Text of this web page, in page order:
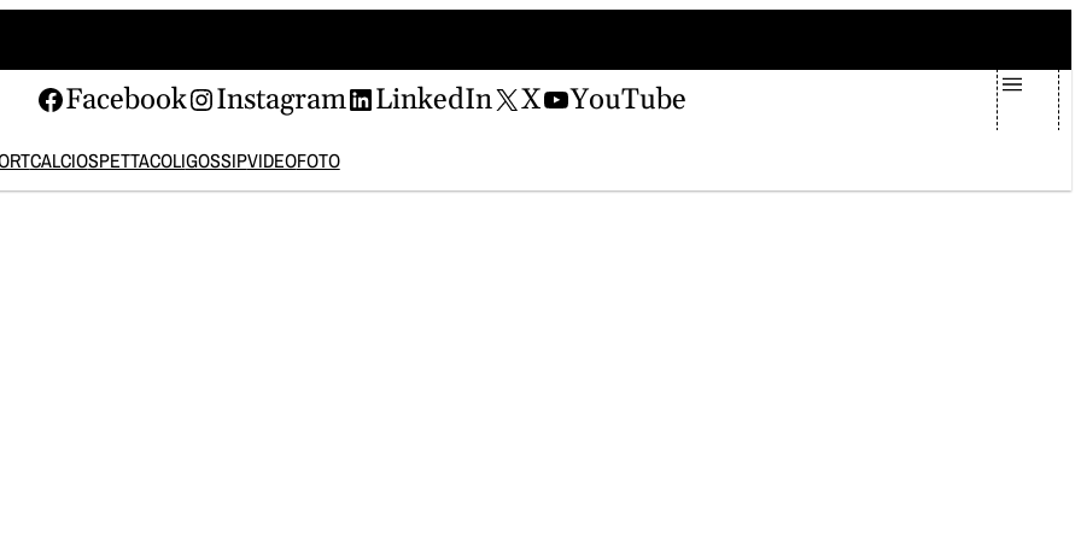
Facebook Instagram LinkedIn X YouTube
CALCIOSPETTACOLIGOSSIPVIDEOFOTO